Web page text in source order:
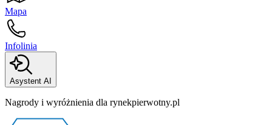
Mapa
Infolinia
Asystent AI
Nagrody i wyróżnienia dla rynekpierwotny.pl